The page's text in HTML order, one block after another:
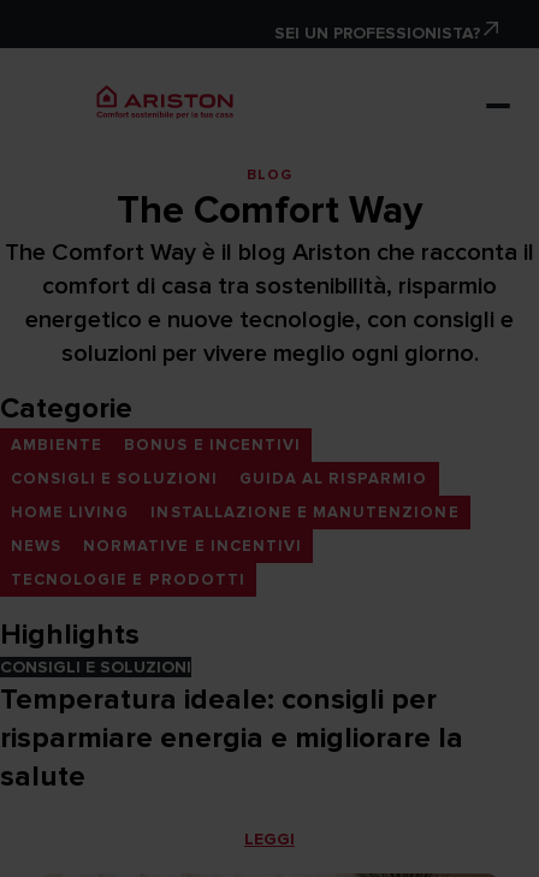
SEI UN PROFESSIONISTA?
BLOG
The Comfort Way
The Comfort Way è il blog Ariston che racconta il
comfort di casa tra sostenibilità, risparmio
energetico e nuove tecnologie, con consigli e
soluzioni per vivere meglio ogni giorno.
Categorie
AMBIENTE
BONUS E INCENTIVI
CONSIGLI E SOLUZIONI
GUIDA AL RISPARMIO
HOME LIVING
INSTALLAZIONE E MANUTENZIONE
NEWS
NORMATIVE E INCENTIVI
TECNOLOGIE E PRODOTTI
Highlights
CONSIGLI E SOLUZIONI
Temperatura ideale: consigli per
risparmiare energia e migliorare la
salute
LEGGI